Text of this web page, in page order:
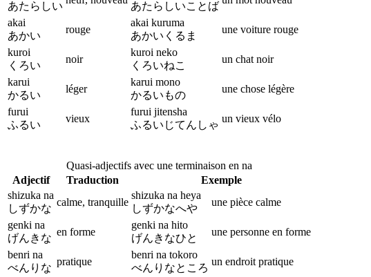
あたらしい
あたらしいことば
akai
あかい
rouge
akai kuruma
あかいくるま
une voiture rouge
kuroi
くろい
noir
kuroi neko
くろいねこ
un chat noir
karui
かるい
léger
karui mono
かるいもの
une chose légère
furui
ふるい
vieux
furui jitensha
ふるいじてんしゃ
un vieux vélo
Quasi-adjectifs avec une terminaison en na
Adjectif
Traduction
Exemple
shizuka na
しずかな
calme, tranquille
shizuka na heya
しずかなへや
une pièce calme
genki na
げんきな
en forme
genki na hito
げんきなひと
une personne en forme
benri na
べんりな
pratique
benri na tokoro
べんりなところ
un endroit pratique